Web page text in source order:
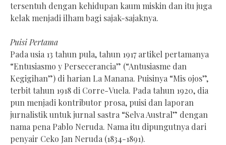
tersentuh dengan kehidupan kaum miskin dan itu juga
kelak menjadi ilham bagi sajak-sajaknya.
Puisi Pertama
Pada usia 13 tahun pula, tahun 1917 artikel pertamanya
“Entusiasmo y Persecerancia” (“Antusiasme dan
Kegigihan”) di harian La Manana. Puisinya “Mis ojos”,
terbit tahun 1918 di Corre-Vuela. Pada tahun 1920, dia
pun menjadi kontributor prosa, puisi dan laporan
jurnalistik untuk jurnal sastra “Selva Austral” dengan
nama pena Pablo Neruda. Nama itu dipungutnya dari
penyair Ceko Jan Neruda (1834-1891).